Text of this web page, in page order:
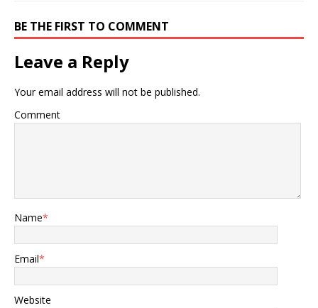
BE THE FIRST TO COMMENT
Leave a Reply
Your email address will not be published.
Comment
Name*
Email*
Website